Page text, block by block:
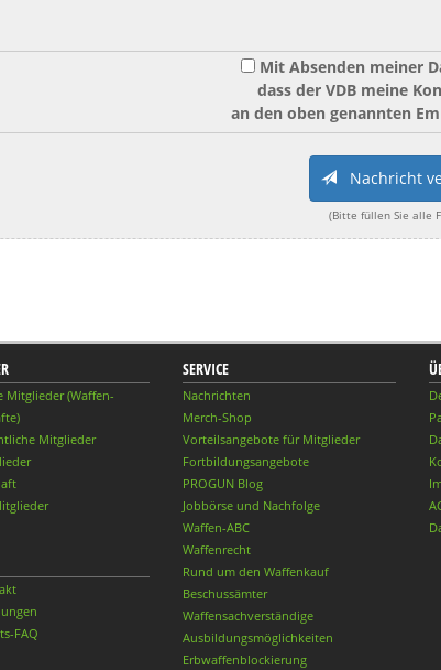
Mit Absenden meiner
dass der VDB meine
an den oben genannten
Nachricht
(Bitte füllen Sie alle
Mitglieder (Waffen-
Mitglieder
FAQ
SERVICE
Nachrichten
Merch-Shop
Vorteilsangebote für Mitglieder
Fortbildungsangebote
PROGUN Blog
Jobbörse und Nachfolge
Waffen-ABC
Waffenrecht
Rund um den Waffenkauf
Beschussämter
Waffensachverständige
Ausbildungsmöglichkeiten
Erbwaffenblockierung